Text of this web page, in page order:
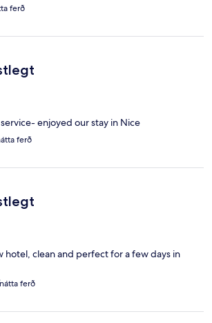
ferð
enjoyed our stay in Nice
ferð
hotel, clean and perfect for a few days in
ferð